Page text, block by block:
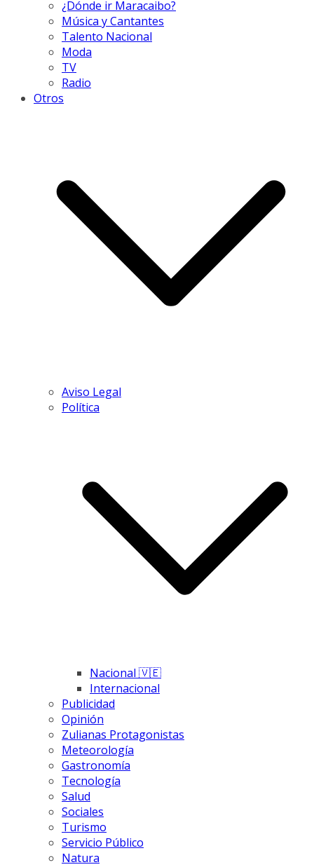
¿Dónde ir Maracaibo?
Música y Cantantes
Talento Nacional
Moda
TV
Radio
Otros
Aviso Legal
Política
Nacional 🇻🇪
Internacional
Publicidad
Opinión
Zulianas Protagonistas
Meteorología
Gastronomía
Tecnología
Salud
Sociales
Turismo
Servicio Público
Natura